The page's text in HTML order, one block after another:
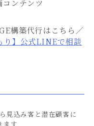
ンテンツ
構築代行はこちら／
り】公式LINEで相談
見込み客と潜在顧客に
ます